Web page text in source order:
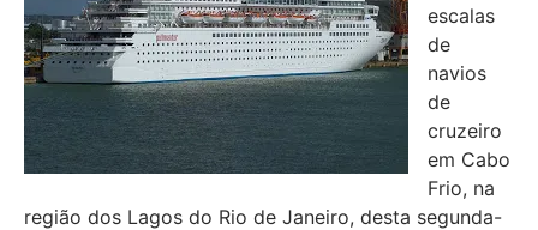
escalas
de
navios
de
cruzeiro
em Cabo
Frio, na
região dos Lagos do Rio de Janeiro, desta segunda-